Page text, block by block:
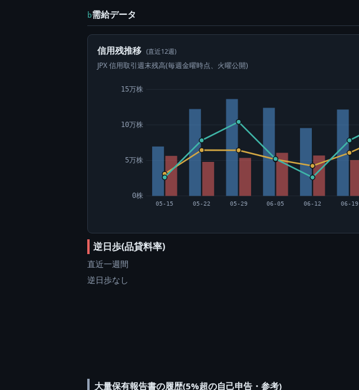
b需給データ
信用残推移 (直近12週)
JPX 信用取引週末残高(毎週金曜時点、火曜公開)
0株
5万株
10万株
15万株
05-15 05-22 05-29 06-05 06-12 06-19
逆日歩(品貸料率)
直近一週間
逆日歩なし
大量保有報告書の履歴(5%超の自己申告・参考)